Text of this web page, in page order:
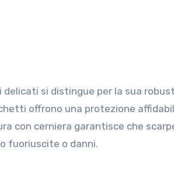
si distingue per la sua
offrono una protezione
con cerniera garantisce che
fuoriuscite o danni.